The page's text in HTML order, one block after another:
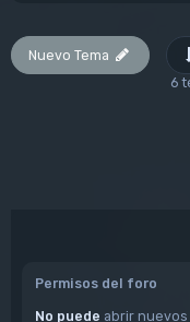
Nuevo Tema
6
Permisos del foro
No puede abrir